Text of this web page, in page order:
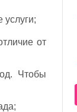
услуги;
от
Чтобы